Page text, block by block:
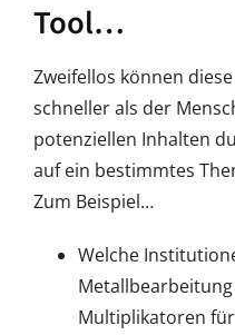
Tool…
Zweifellos können
schneller als der
potenziellen Inhalten
auf ein bestimmtes
Zum Beispiel…
Welche
Multiplikatoren